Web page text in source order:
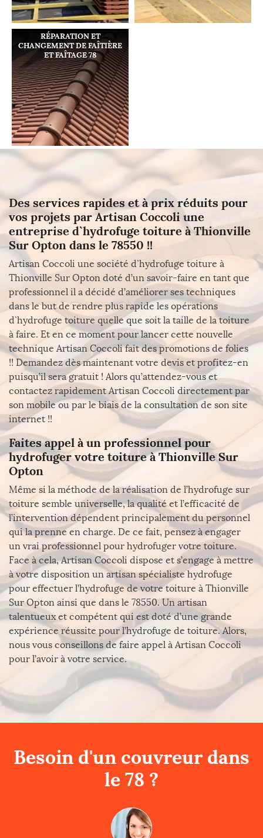
RÉPARATION ET
CHANGEMENT DE FAÎTIÈRE
ET FAÎTAGE 78
Des services rapides et à prix réduits pour
vos projets par Artisan Coccoli une
entreprise d`hydrofuge toiture à Thionville
Sur Opton dans le 78550 !!
Artisan Coccoli une société d`hydrofuge toiture à
Thionville Sur Opton doté d’un savoir-faire en tant que
professionnel il a décidé d’améliorer ses techniques
dans le but de rendre plus rapide les opérations
d`hydrofuge toiture quelle que soit la taille de la toiture
à faire. Et en ce moment pour lancer cette nouvelle
technique Artisan Coccoli fait des promotions de folies
!! Demandez dès maintenant votre devis et profitez-en
puisqu’il sera gratuit ! Alors qu’attendez-vous et
contactez rapidement Artisan Coccoli directement par
son mobile ou par le biais de la consultation de son site
internet !!
Faites appel à un professionnel pour
hydrofuger votre toiture à Thionville Sur
Opton
Même si la méthode de la réalisation de l’hydrofuge sur
toiture semble universelle, la qualité et l’efficacité de
l’intervention dépendent principalement du personnel
qui la prenne en charge. De ce fait, pensez à engager
un vrai professionnel pour hydrofuger votre toiture.
Face à cela, Artisan Coccoli dispose et s’engage à mettre
à votre disposition un artisan spécialiste hydrofuge
pour effectuer l’hydrofuge de votre toiture à Thionville
Sur Opton ainsi que dans le 78550. Un artisan
talentueux et compétent qui est doté d’une grande
expérience réussite pour l’hydrofuge de toiture. Alors,
nous vous conseillons de faire appel à Artisan Coccoli
pour l’avoir à votre service.
Besoin d'un couvreur dans
le 78 ?